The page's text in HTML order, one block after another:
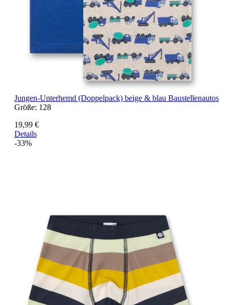
Jungen-Unterhemd (Doppelpack) beige & blau Baustellenautos
Größe: 128
19,99 €
Details
-33%